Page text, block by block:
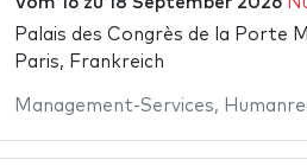
Palais des Congrès de la Porte
Paris, Frankreich
Management-Services,